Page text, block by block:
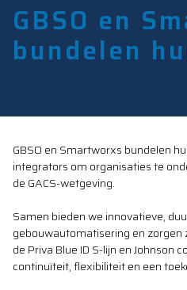
GBSO en
bundelen
GBSO en Smartworxs bundelen
integrators om organisaties te
de GACS-wetgeving.
Samen bieden we innovatieve,
gebouwautomatisering en
de Priva Blue ID S-lijn en Johnson
continuïteit, flexibiliteit en een